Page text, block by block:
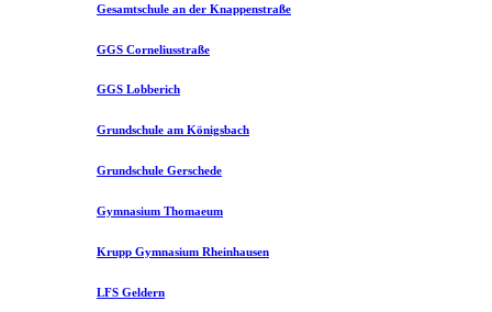
Gesamtschule an der Knappenstraße
GGS Corneliusstraße
GGS Lobberich
Grundschule am Königsbach
Grundschule Gerschede
Gymnasium Thomaeum
Krupp Gymnasium Rheinhausen
LFS Geldern